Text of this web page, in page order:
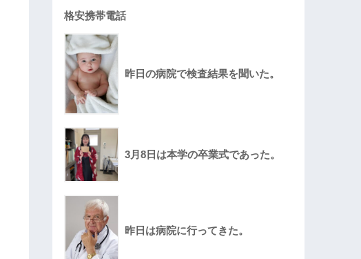
格安携帯電話
昨日の病院で検査結果を聞いた。
3月8日は本学の卒業式であった。
昨日は病院に行ってきた。